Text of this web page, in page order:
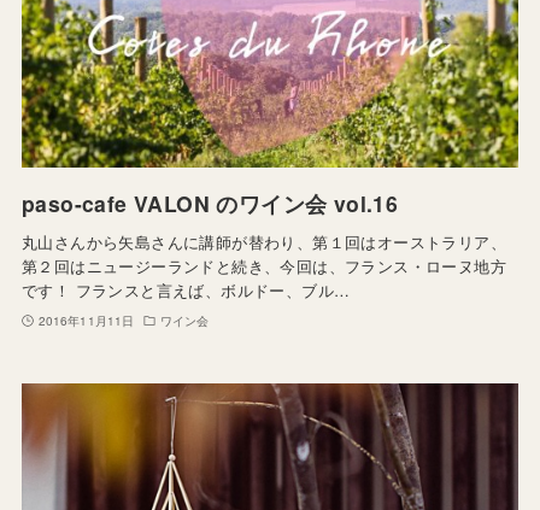
paso-cafe VALON のワイン会 vol.16
丸山さんから矢島さんに講師が替わり、第１回はオーストラリア、
第２回はニュージーランドと続き、今回は、フランス・ローヌ地方
です！ フランスと言えば、ボルドー、ブル…
2016年11月11日 ワイン会